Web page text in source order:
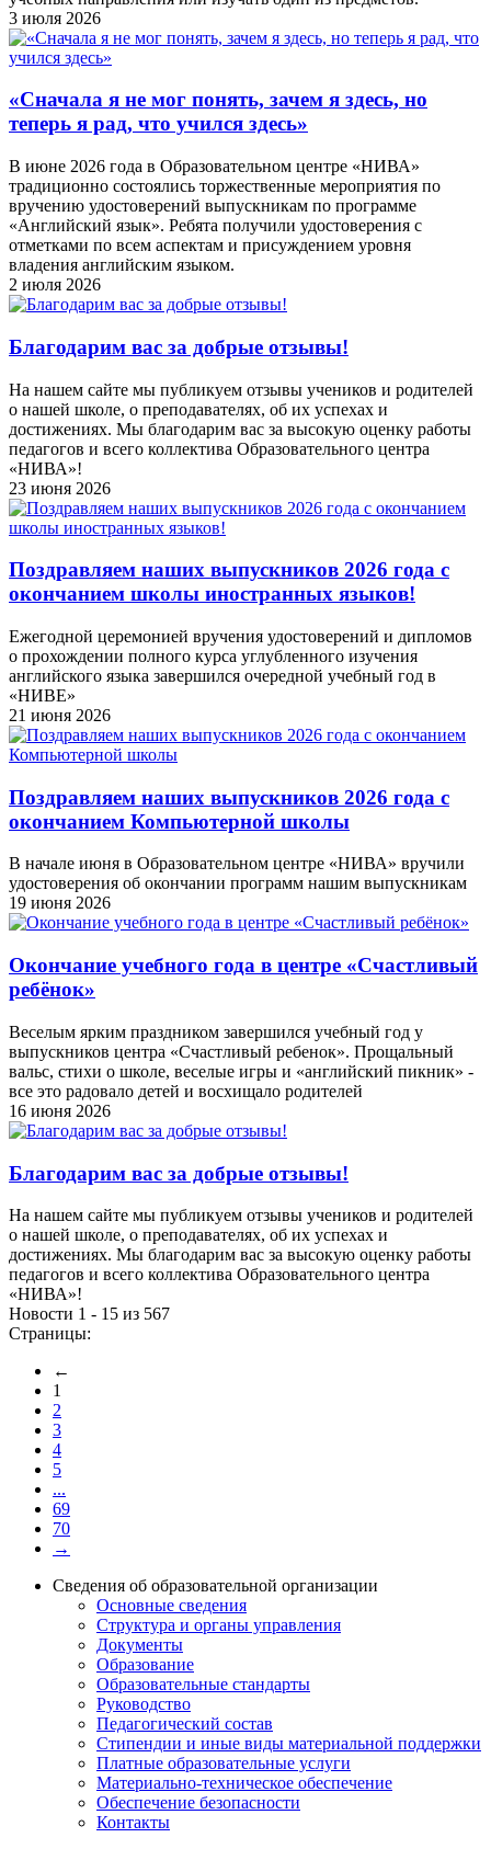
3 июля 2026
«Сначала я не мог понять, зачем я здесь, но
теперь я рад, что учился здесь»
В июне 2026 года в Образовательном центре «НИВА»
традиционно состоялись торжественные мероприятия по
вручению удостоверений выпускникам по программе
«Английский язык». Ребята получили удостоверения с
отметками по всем аспектам и присуждением уровня
владения английским языком.
2 июля 2026
Благодарим вас за добрые отзывы!
На нашем сайте мы публикуем отзывы учеников и родителей
о нашей школе, о преподавателях, об их успехах и
достижениях. Мы благодарим вас за высокую оценку работы
педагогов и всего коллектива Образовательного центра
«НИВА»!
23 июня 2026
Поздравляем наших выпускников 2026 года c
окончанием школы иностранных языков!
Ежегодной церемонией вручения удостоверений и дипломов
о прохождении полного курса углубленного изучения
английского языка завершился очередной учебный год в
«НИВЕ»
21 июня 2026
Поздравляем наших выпускников 2026 года c
окончанием Компьютерной школы
В начале июня в Образовательном центре «НИВА» вручили
удостоверения об окончании программ нашим выпускникам
19 июня 2026
Окончание учебного года в центре «Счастливый
ребёнок»
Веселым ярким праздником завершился учебный год у
выпускников центра «Счастливый ребенок». Прощальный
вальс, стихи о школе, веселые игры и «английский пикник» -
все это радовало детей и восхищало родителей
16 июня 2026
Благодарим вас за добрые отзывы!
На нашем сайте мы публикуем отзывы учеников и родителей
о нашей школе, о преподавателях, об их успехах и
достижениях. Мы благодарим вас за высокую оценку работы
педагогов и всего коллектива Образовательного центра
«НИВА»!
Новости 1 - 15 из 567
Страницы:
←
1
2
3
4
5
...
69
70
→
Сведения об образовательной организации
Основные сведения
Структура и органы управления
Документы
Образование
Образовательные стандарты
Руководство
Педагогический состав
Стипендии и иные виды материальной поддержки
Платные образовательные услуги
Материально-техническое обеспечение
Обеспечение безопасности
Контакты